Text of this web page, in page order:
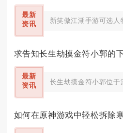
最新
资讯
新笑傲江湖手游可选
求告知长生劫摸金符小郭的
最新
资讯
长生劫摸金符小郭位
如何在原神游戏中轻松拆除